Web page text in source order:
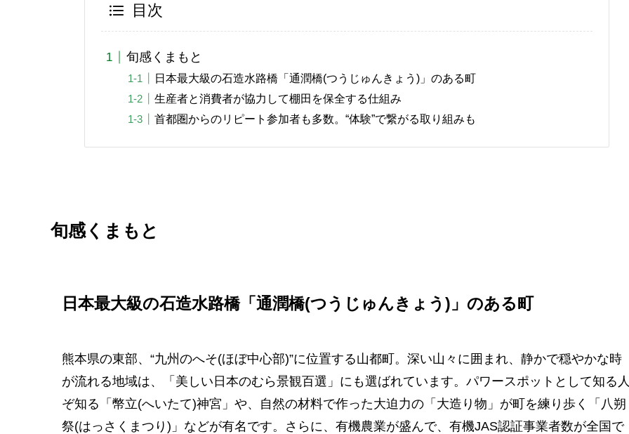
目次
旬感くまもと
日本最大級の石造水路橋「通潤橋(つうじゅんきょう)」のある町
生産者と消費者が協力して棚田を保全する仕組み
首都圏からのリピート参加者も多数。“体験”で繋がる取り組みも
旬感くまもと
日本最大級の石造水路橋「通潤橋(つうじゅんきょう)」のある町
熊本県の東部、“九州のへそ(ほぼ中心部)”に位置する山都町。深い山々に囲まれ、静かで穏やかな時
が流れる地域は、「美しい日本のむら景観百選」にも選ばれています。パワースポットとして知る
ぞ知る「幣立(へいたて)神宮」や、自然の材料で作った大迫力の「大造り物」が町を練り歩く「八朔
祭(はっさくまつり)」などが有名です。さらに、有機農業が盛んで、有機JAS認証事業者数が全国で